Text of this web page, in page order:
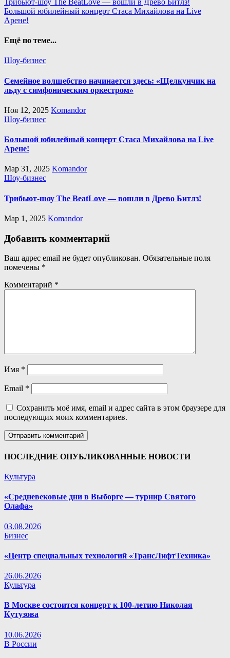
Навигация
по
Большой юбилейный концерт Стаса Михайлова на Live
Арене!
Ещё по теме...
Шоу-бизнес
Семейное волшебство начинается здесь: «Щелкунчик на
льду с симфоническим оркестром»
Ноя 12, 2025 Komandor
Шоу-бизнес
Большой юбилейный концерт Стаса Михайлова на Live
Арене!
Мар 31, 2025 Komandor
Шоу-бизнес
Трибьют-шоу The BeatLove — вошли в Древо Битлз!
Мар 1, 2025 Komandor
Добавить комментарий
Ваш адрес email не будет опубликован. Обязательные поля
помечены *
Комментарий *
Имя *
Email *
Сохранить моё имя, email и адрес сайта в этом браузере для
последующих моих комментариев.
ПОСЛЕДНИЕ ОПУБЛИКОВАННЫЕ НОВОСТИ
Культура
«Средневековые дни в Выборге — турнир Святого
Олафа»
03.08.2026
Бизнес
«Центр специальных технологий «ТрансЛифтТехника»
26.06.2026
Культура
В Москве состоится концерт к 100-летию Николая
Кутузова
10.06.2026
В России